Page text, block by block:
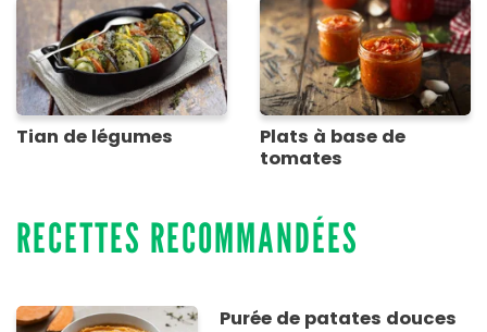
Tian de légumes
Plats à base de
tomates
RECETTES RECOMMANDÉES
Purée de patates douces